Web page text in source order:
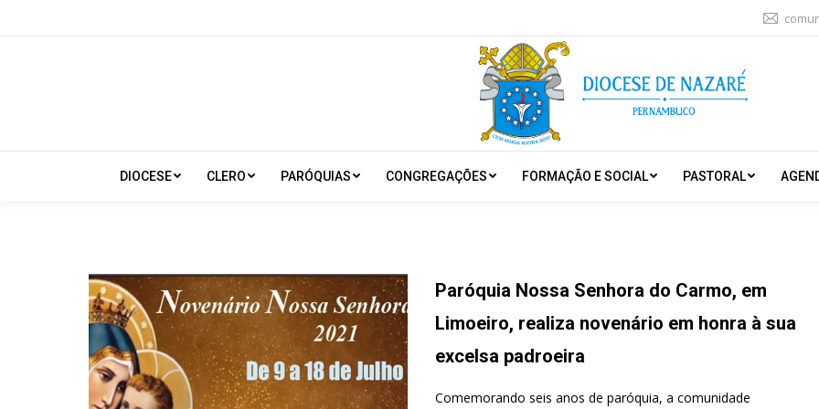
DIOCESE CLERO PARÓQUIAS CONGREGAÇÕES FORMAÇÃO E SOCIAL PASTORAL
Paróquia Nossa Senhora do Carmo, em
Limoeiro, realiza novenário em honra à sua
excelsa padroeira
Comemorando seis anos de paróquia, a comunidade